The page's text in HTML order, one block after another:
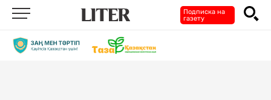
Подписка на
газету